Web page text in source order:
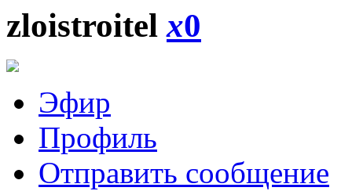
zloistroitelx0
Эфир
Профиль
Отправить сообщение